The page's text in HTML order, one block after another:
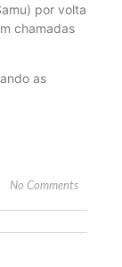
por volta
chamadas
as
No Comments